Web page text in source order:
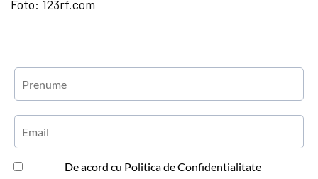
Foto: 123rf.com